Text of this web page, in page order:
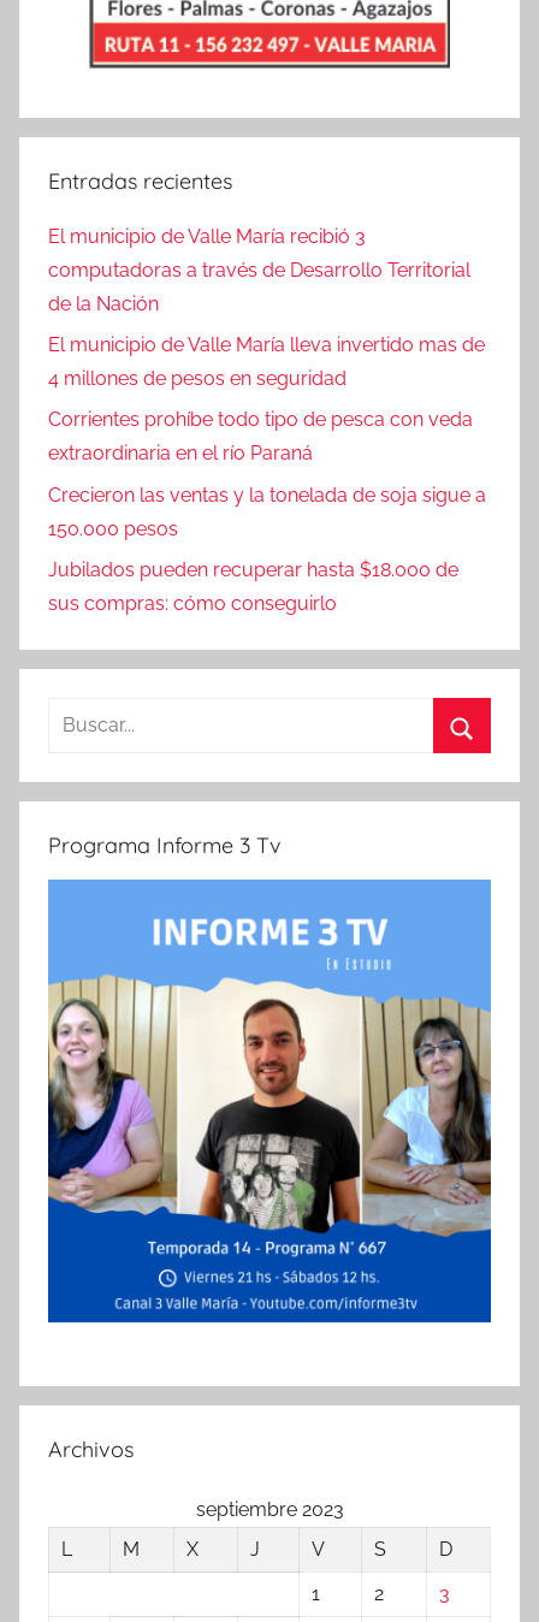
Entradas recientes
El municipio de Valle María recibió 3
computadoras a través de Desarrollo Territorial
de la Nación
El municipio de Valle María lleva invertido mas de
4 millones de pesos en seguridad
Corrientes prohíbe todo tipo de pesca con veda
extraordinaria en el río Paraná
Crecieron las ventas y la tonelada de soja sigue a
150.000 pesos
Jubilados pueden recuperar hasta $18.000 de
sus compras: cómo conseguirlo
Buscar:
Programa Informe 3 Tv
Archivos
septiembre 2023
L
M X J V S
D
1
2 3